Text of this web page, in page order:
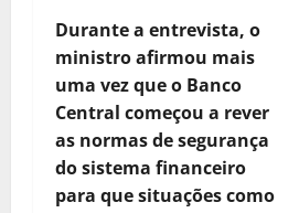
Durante a entrevista, o
ministro afirmou mais
uma vez que o Banco
Central começou a rever
as normas de segurança
do sistema financeiro
para que situações como